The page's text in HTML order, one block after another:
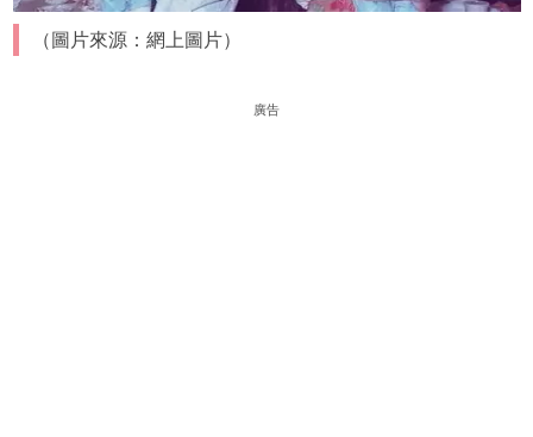
（圖片來源：網上圖片）
廣告